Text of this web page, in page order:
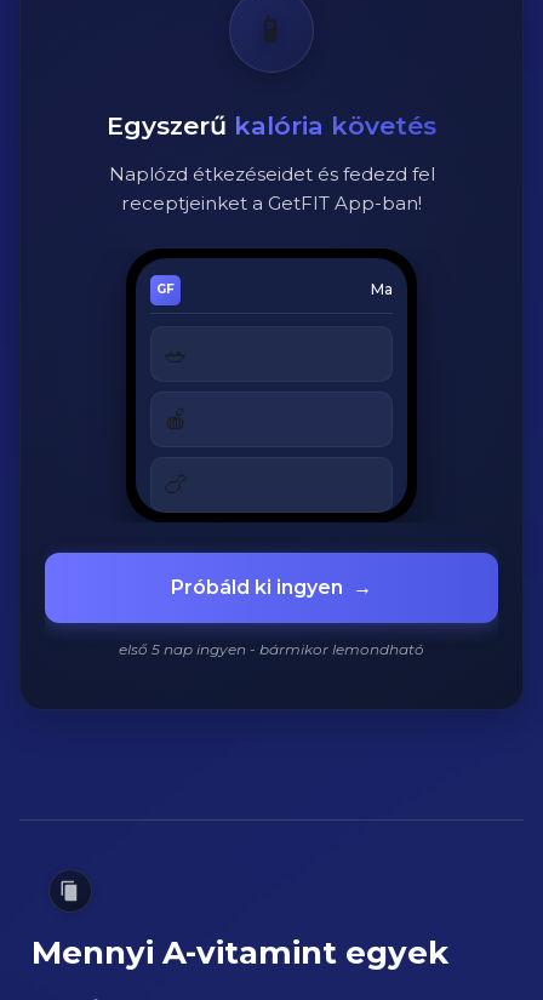
📱
Egyszerű kalória követés
Naplózd étkezéseidet és fedezd fel
receptjeinket a GetFIT App-ban!
Ma
🥗
🍎
🍗
Próbáld ki ingyen →
első 5 nap ingyen - bármikor lemondható
Mennyi A-vitamint egyek